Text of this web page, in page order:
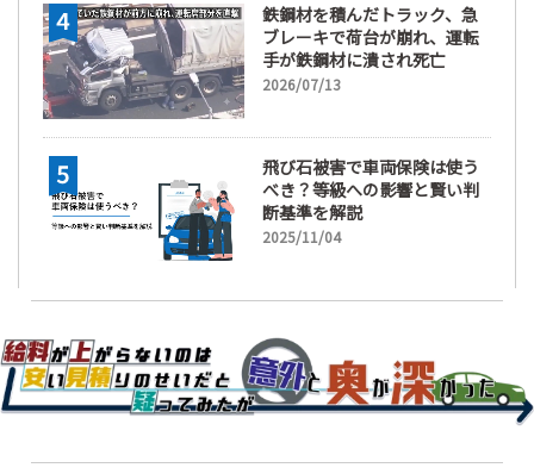
鉄鋼材を積んだトラック、急
ブレーキで荷台が崩れ、運転
手が鉄鋼材に潰され死亡
2026/07/13
飛び石被害で車両保険は使う
べき？等級への影響と賢い判
断基準を解説
2025/11/04